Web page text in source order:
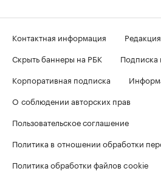
Контактная информация
Редакция
Скрыть баннеры на РБК
Подписка
Корпоративная подписка
О соблюдении авторских прав
Пользовательское соглашение
Политика в отношении обработки
Политика обработки файлов cookie